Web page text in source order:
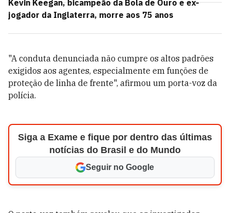
Kevin Keegan, bicampeão da Bola de Ouro e ex-
jogador da Inglaterra, morre aos 75 anos
"A conduta denunciada não cumpre os altos padrões
exigidos aos agentes, especialmente em funções de
proteção de linha de frente", afirmou um porta-voz da
polícia.
Siga a Exame e fique por dentro das últimas
notícias do Brasil e do Mundo
Seguir no Google